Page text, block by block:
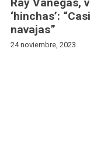
‘hinchas’:
navajas”
24 noviembre, 2023